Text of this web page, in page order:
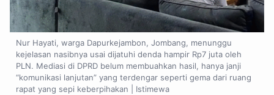
Nur Hayati, warga Dapurkejambon, Jombang, menunggu
kejelasan nasibnya usai dijatuhi denda hampir Rp7 juta oleh
PLN. Mediasi di DPRD belum membuahkan hasil, hanya janji
“komunikasi lanjutan” yang terdengar seperti gema dari ruang
rapat yang sepi keberpihakan | Istimewa